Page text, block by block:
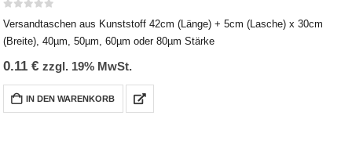
Versandtaschen aus Kunststoff 42cm (Länge) + 5cm (Lasche) x 30cm
(Breite), 40µm, 50µm, 60µm oder 80µm Stärke
0.11 € zzgl. 19% MwSt.
IN DEN WARENKORB